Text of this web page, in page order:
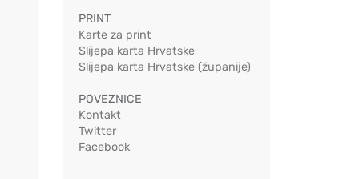
PRINT
Karte za print
Slijepa karta Hrvatske
Slijepa karta Hrvatske (županije)
POVEZNICE
Kontakt
Twitter
Facebook